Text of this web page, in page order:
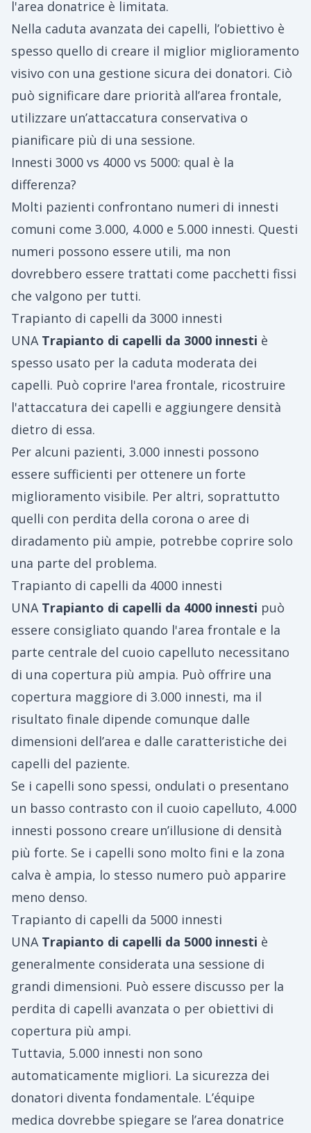
l'area donatrice è limitata.
Nella caduta avanzata dei capelli, l’obiettivo è
spesso quello di creare il miglior miglioramento
visivo con una gestione sicura dei donatori. Ciò
può significare dare priorità all’area frontale,
utilizzare un’attaccatura conservativa o
pianificare più di una sessione.
Innesti 3000 vs 4000 vs 5000: qual è la
differenza?
Molti pazienti confrontano numeri di innesti
comuni come 3.000, 4.000 e 5.000 innesti. Questi
numeri possono essere utili, ma non
dovrebbero essere trattati come pacchetti fissi
che valgono per tutti.
Trapianto di capelli da 3000 innesti
UNA Trapianto di capelli da 3000 innesti è
spesso usato per la caduta moderata dei
capelli. Può coprire l'area frontale, ricostruire
l'attaccatura dei capelli e aggiungere densità
dietro di essa.
Per alcuni pazienti, 3.000 innesti possono
essere sufficienti per ottenere un forte
miglioramento visibile. Per altri, soprattutto
quelli con perdita della corona o aree di
diradamento più ampie, potrebbe coprire solo
una parte del problema.
Trapianto di capelli da 4000 innesti
UNA Trapianto di capelli da 4000 innesti può
essere consigliato quando l'area frontale e la
parte centrale del cuoio capelluto necessitano
di una copertura più ampia. Può offrire una
copertura maggiore di 3.000 innesti, ma il
risultato finale dipende comunque dalle
dimensioni dell’area e dalle caratteristiche dei
capelli del paziente.
Se i capelli sono spessi, ondulati o presentano
un basso contrasto con il cuoio capelluto, 4.000
innesti possono creare un’illusione di densità
più forte. Se i capelli sono molto fini e la zona
calva è ampia, lo stesso numero può apparire
meno denso.
Trapianto di capelli da 5000 innesti
UNA Trapianto di capelli da 5000 innesti è
generalmente considerata una sessione di
grandi dimensioni. Può essere discusso per la
perdita di capelli avanzata o per obiettivi di
copertura più ampi.
Tuttavia, 5.000 innesti non sono
automaticamente migliori. La sicurezza dei
donatori diventa fondamentale. L’équipe
medica dovrebbe spiegare se l’area donatrice